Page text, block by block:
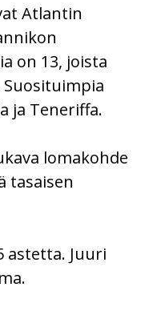
Atlantin
on 13, joista
ja Teneriffa.
lomakohde
tasaisen
astetta. Juuri